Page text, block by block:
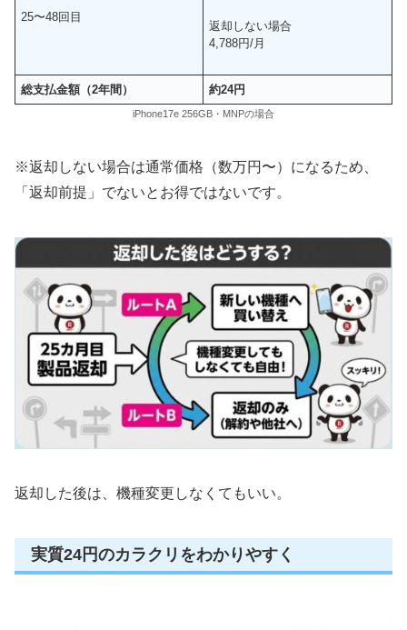
25〜48回目
返却しない場合
4,788円/月
総支払金額（2年間） 約24円
iPhone17e 256GB・MNPの場合
※返却しない場合は通常価格（数万円〜）になるため、
「返却前提」でないとお得ではないです。
返却した後は、機種変更しなくてもいい。
実質24円のカラクリをわかりやすく